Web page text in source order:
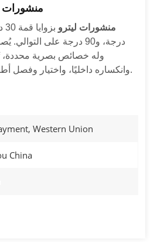
30° - 60° - 90°
30° - 60° - 90° منشورات ليترو
درجة، و90 درجة على
وله خصائص بصرية محددة،
وانكساره داخليًا، واختيار وفصل أطوال موجية محددة للضوء.
Western Union
China